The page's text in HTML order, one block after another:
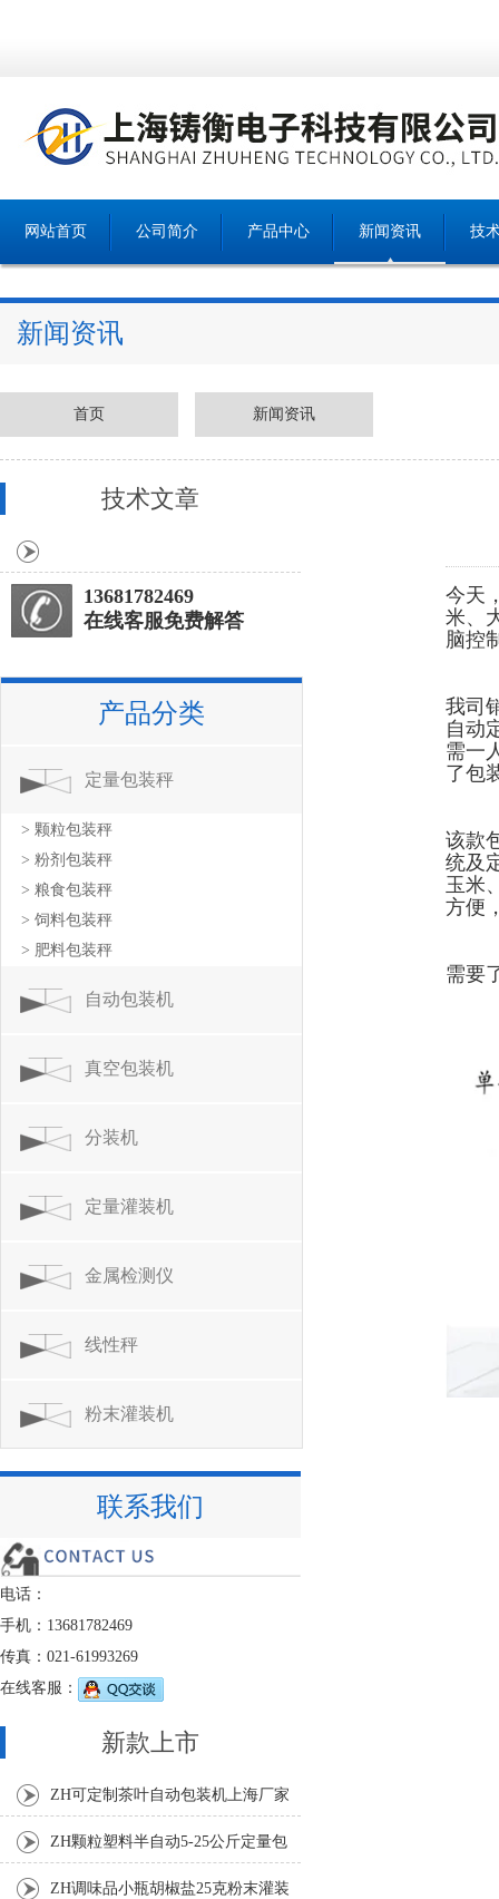
网站首页 公司简介 产品中心 新闻资讯 技
新闻资讯
首页 新闻资讯
今天
米、
脑控
我司
自动
需一
了包
该款
统及
玉米
方便
需要
技术文章
13681782469
在线客服免费解答
产品分类
定量包装秤
> 颗粒包装秤
> 粉剂包装秤
> 粮食包装秤
> 饲料包装秤
> 肥料包装秤
自动包装机
真空包装机
分装机
定量灌装机
金属检测仪
线性秤
粉末灌装机
联系我们
电话：
手机：13681782469
传真：021-61993269
在线客服：
新款上市
ZH可定制茶叶自动包装机上海厂家
ZH颗粒塑料半自动5-25公斤定量包
装机 ZH调味品小瓶胡椒盐25克粉末灌装